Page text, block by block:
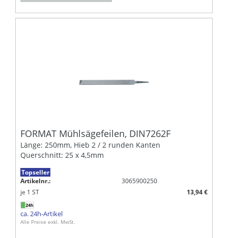
FORMAT Mühlsägefeilen, DIN7262F
Länge: 250mm, Hieb 2 / 2 runden Kanten
Querschnitt: 25 x 4,5mm
Topseller
Artikelnr.:
3065900250
je 1 ST 13,94 €
ca. 24h-Artikel
Alle Preise exkl. MwSt.